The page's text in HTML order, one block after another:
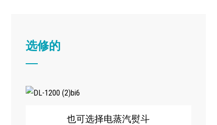
选修的
也可选择电蒸汽熨斗